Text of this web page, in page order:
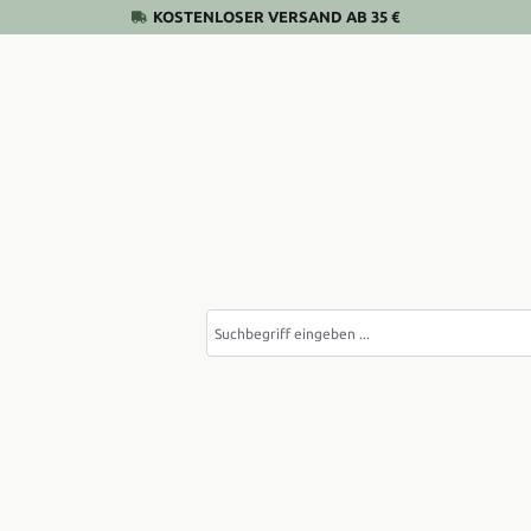
KOSTENLOSER VERSAND AB 35 €